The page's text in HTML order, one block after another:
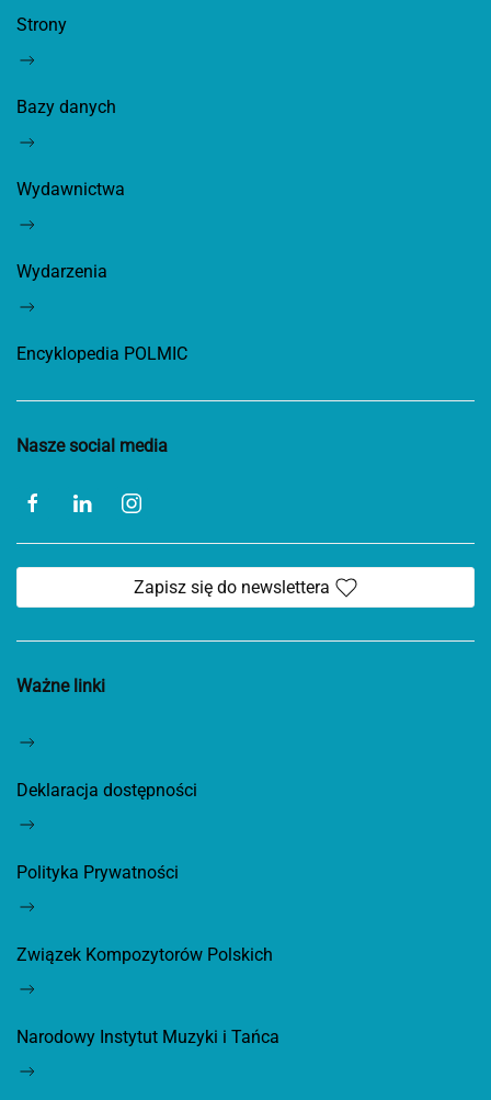
Strony
Bazy danych
Wydawnictwa
Wydarzenia
Encyklopedia POLMIC
Nasze social media
Zapisz się do newslettera
Ważne linki
Deklaracja dostępności
Polityka Prywatności
Związek Kompozytorów Polskich
Narodowy Instytut Muzyki i Tańca